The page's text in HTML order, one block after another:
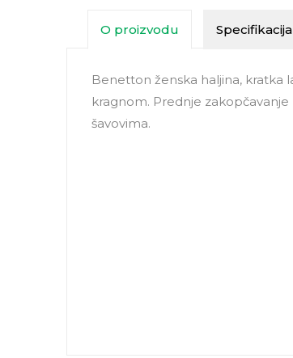
O proizvodu Specifikacija
Benetton ženska haljina, kratka
kragnom. Prednje
šavovima.